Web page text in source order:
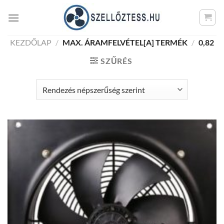
KEZDŐLAP / MAX. ÁRAMFELVÉTEL[A] TERMÉK / 0,82
SZŰRÉS